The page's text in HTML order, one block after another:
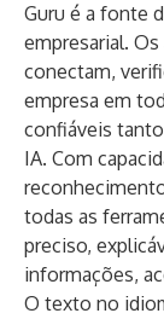
Guru é a fonte
empresarial.
conectam,
empresa em
confiáveis
IA. Com
todas as
preciso,
informações,
O texto no